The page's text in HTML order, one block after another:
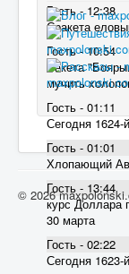
Гость - 12:38
Сракета
Гость - 10:54
Ракета
мучить
Гость - 01:11
Сегодня
Гость - 01:01
Хлопающий
Гость - 13:44
курс Доллара
30 марта
Гость - 02:22
Сегодня
© 2026